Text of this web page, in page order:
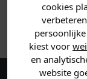
cookies
kiest voor
en
website
ANDERE